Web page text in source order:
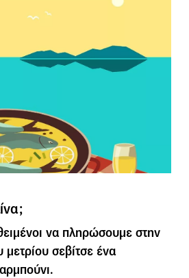
να πληρώσουμε στην
σεβίτσε ένα